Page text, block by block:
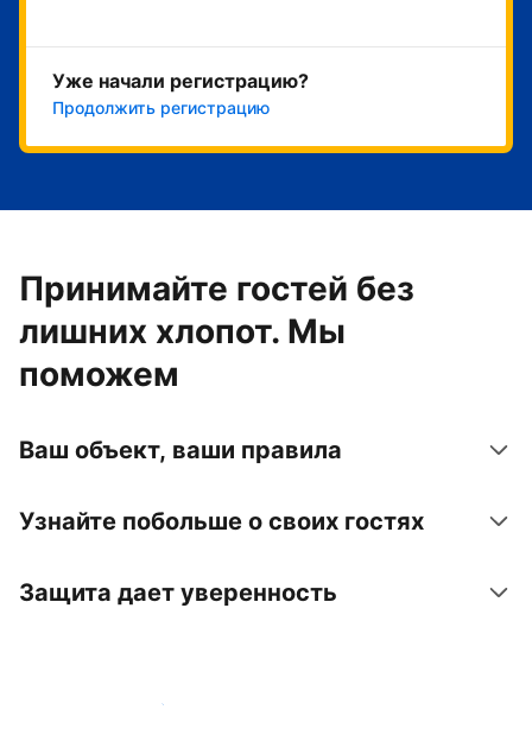
Уже начали регистрацию?
Продолжить регистрацию
Принимайте гостей без
лишних хлопот. Мы
поможем
Ваш объект, ваши правила
Узнайте побольше о своих гостях
Защита дает уверенность
Зарегистрировать объект